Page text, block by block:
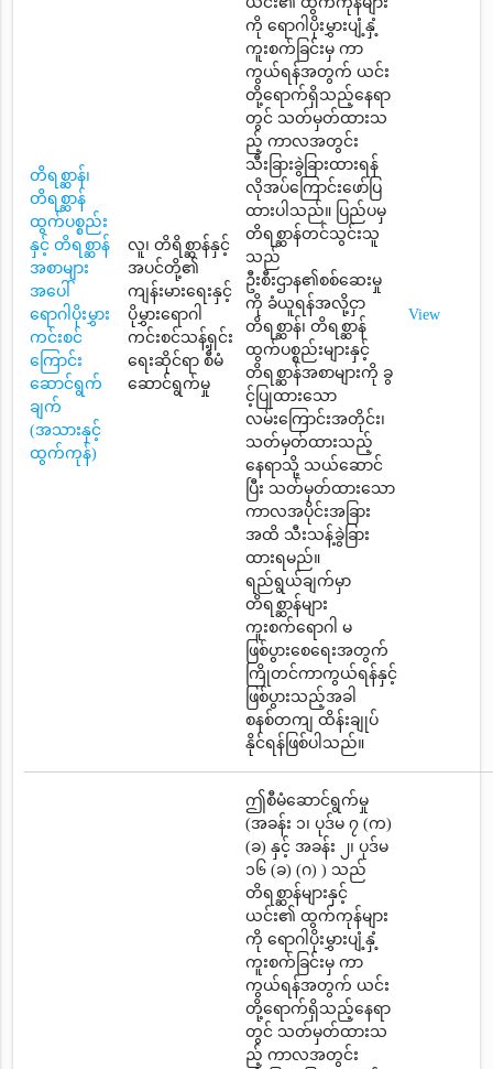
တိရစ္ဆာန်၊
တိရစ္ဆာန်
ထွက်ပစ္စည်း
နှင့် တိရစ္ဆာန်
အစာများ
အပေါ်
ရောဂါပိုးမွှား
ကင်းစင်
ကြောင်း
ဆောင်ရွက်
ချက်
(အသားနှင့်
ထွက်ကုန်)
လူ၊ တိရိစ္ဆာန်နှင့်
အပင်တို့၏
ကျန်းမားရေးနှင့်
ပိုမွှားရောဂါ
ကင်းစင်သန့်ရှင်း
ရေးဆိုင်ရာ စီမံ
ဆောင်ရွက်မှု
ကို ရောဂါပိုးမွှားပျံ့နှံ့
ကူးစက်ခြင်းမှ ကာ
ကွယ်ရန်အတွက် ယင်း
တို့ရောက်ရှိသည့်နေရာ
တွင် သတ်မှတ်ထားသ
ည့် ကာလအတွင်း
သီးခြားခွဲခြားထားရန်
လိုအပ်ကြောင်းဖော်ပြ
ထားပါသည်။ ပြည်ပမှ
တိရစ္ဆာန်တင်သွင်းသူ
သည်
ဦးစီးဌာန၏စစ်ဆေးမှု
ကို ခံယူရန်အလို့ငှာ
တိရစ္ဆာန်၊ တိရစ္ဆာန်
ထွက်ပစ္စည်းများနှင့်
တိရစ္ဆာန်အစာများကို ခွ
င့်ပြုထားသော
လမ်းကြောင်းအတိုင်း၊
သတ်မှတ်ထားသည့်
နေရာသို့ သယ်ဆောင်
ပြီး သတ်မှတ်ထားသော
ကာလအပိုင်းအခြား
အထိ သီးသန့်ခွဲခြား
ထားရမည်။
ရည်ရွယ်ချက်မှာ
တိရစ္ဆာန်များ
ကူးစက်ရောဂါ မ
ဖြစ်ပွားစေရေးအတွက်
ကြိုတင်ကာကွယ်ရန်နှင့်
ဖြစ်ပွားသည့်အခါ
စနစ်တကျ ထိန်းချုပ်
နိုင်ရန်ဖြစ်ပါသည်။
View
ဤစီမံဆောင်ရွက်မှု
(အခန်း ၁၊ ပုဒ်မ ၇ (က)
(ခ) နှင့် အခန်း ၂၊ ပုဒ်မ
၁၆ (ခ) (ဂ) ) သည်
တိရစ္ဆာန်များနှင့်
ယင်း၏ ထွက်ကုန်များ
ကို ရောဂါပိုးမွှားပျံ့နှံ့
ကူးစက်ခြင်းမှ ကာ
ကွယ်ရန်အတွက် ယင်း
တို့ရောက်ရှိသည့်နေရာ
တွင် သတ်မှတ်ထားသ
ည့် ကာလအတွင်း